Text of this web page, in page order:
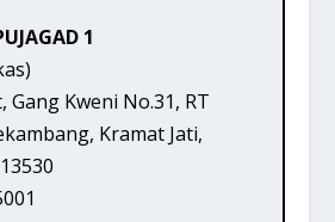
1
Gang Kweni No.31, RT
Kramat Jati,